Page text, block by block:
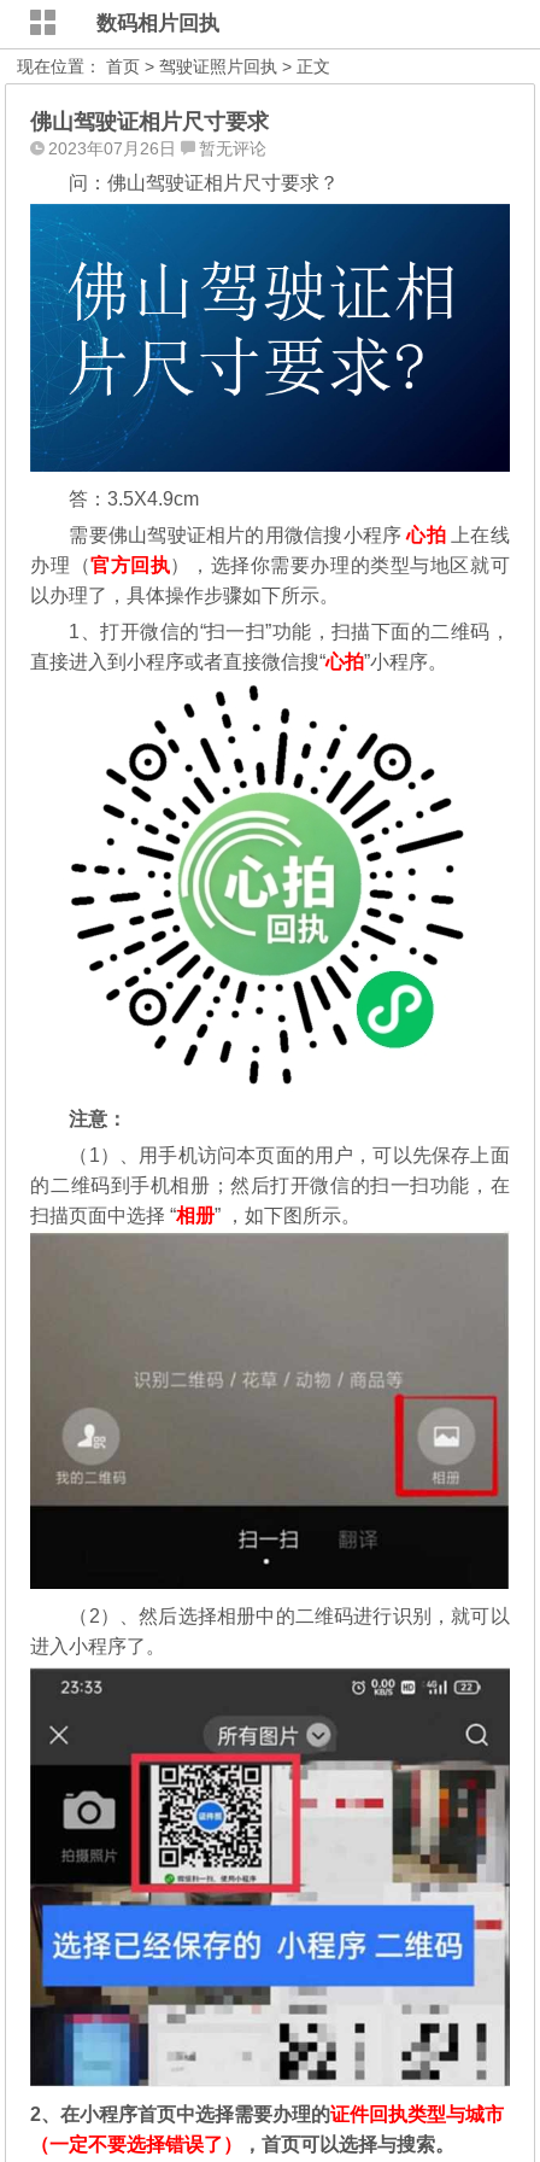
数码相片回执
现在位置：首页 >驾驶证照片回执 > 正文
佛山驾驶证相片尺寸要求
2023年07月26日 暂无评论
问：佛山驾驶证相片尺寸要求？
答：3.5X4.9cm
需要佛山驾驶证相片的用微信搜小程序心拍上在线
办理（官方回执），选择你需要办理的类型与地区就可
以办理了，具体操作步骤如下所示。
1、打开微信的“扫一扫”功能，扫描下面的二维码，
直接进入到小程序或者直接微信搜“心拍”小程序。
注意：
（1）、用手机访问本页面的用户，可以先保存上面
的二维码到手机相册；然后打开微信的扫一扫功能，在
扫描页面中选择 “相册” ，如下图所示。
（2）、然后选择相册中的二维码进行识别，就可以
进入小程序了。
2、在小程序首页中选择需要办理的证件回执类型与城市
（一定不要选择错误了）
，首页可以选择与搜索。